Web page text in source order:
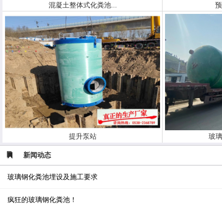
混凝土整体式化粪池...
提升泵站 玻
新闻动态
玻璃钢化粪池埋设及施工要求
疯狂的玻璃钢化粪池！